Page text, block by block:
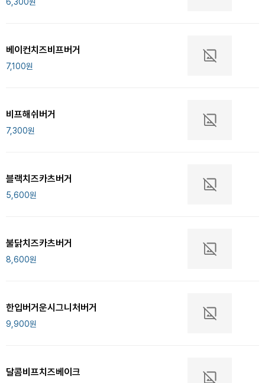
베이컨치즈비프버거
7,100원
비프해쉬버거
7,300원
블랙치즈카츠버거
5,600원
불닭치즈카츠버거
8,600원
한입버거운시그니처버거
9,900원
달콤비프치즈베이크